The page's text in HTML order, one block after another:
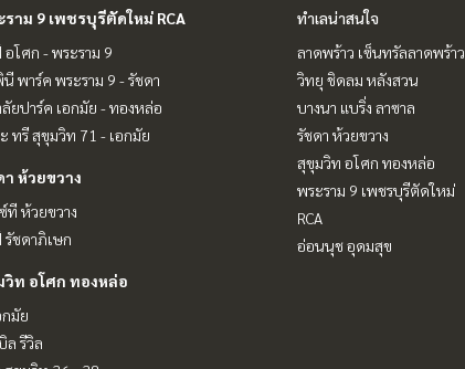
าม 9 เพชรบุรีตัดใหม่ RCA
อโศก - พระราม 9
พาร์ค พระราม 9 - รัชดา
ยปาร์ค เอกมัย - ทองหล่อ
ทรี สุขุมวิท 71 - เอกมัย
า ห้วยขวาง
ที ห้วยขวาง
รัชดาภิเษก
วิท อโศก ทองหล่อ
กมัย
ล รีวิล
ทำเลน่าสนใจ
ลาดพร้าว เซ็นทรัลลาดพร้าว
วิทยุ ชิดลม หลังสวน
บางนา แบริ่ง ลาซาล
รัชดา ห้วยขวาง
สุขุมวิท อโศก ทองหล่อ
พระราม 9 เพชรบุรีตัดใหม่
RCA
อ่อนนุช อุดมสุข